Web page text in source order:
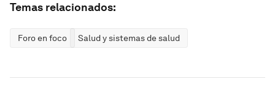
Temas relacionados:
Foro en foco Salud y sistemas de salud